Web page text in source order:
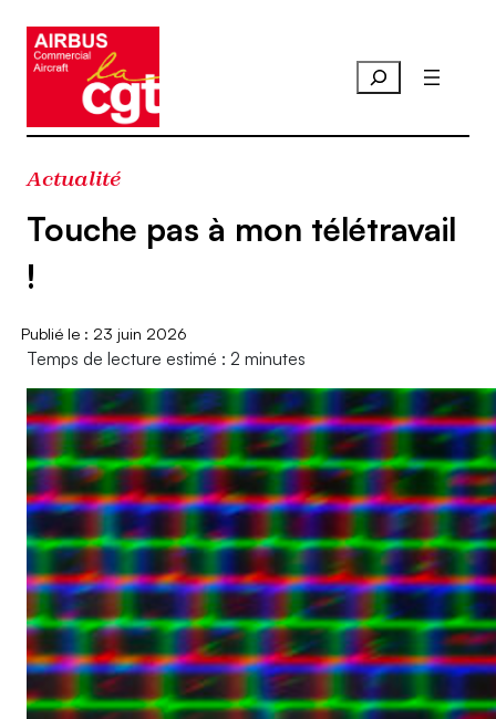
contenu
Airbus Operations SAS
Airbus SAS
Actualité
Touche pas à mon télétravail
!
23 juin 2026
Temps de lecture estimé : 2 minutes